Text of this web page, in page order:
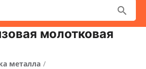

молотковая
металла /